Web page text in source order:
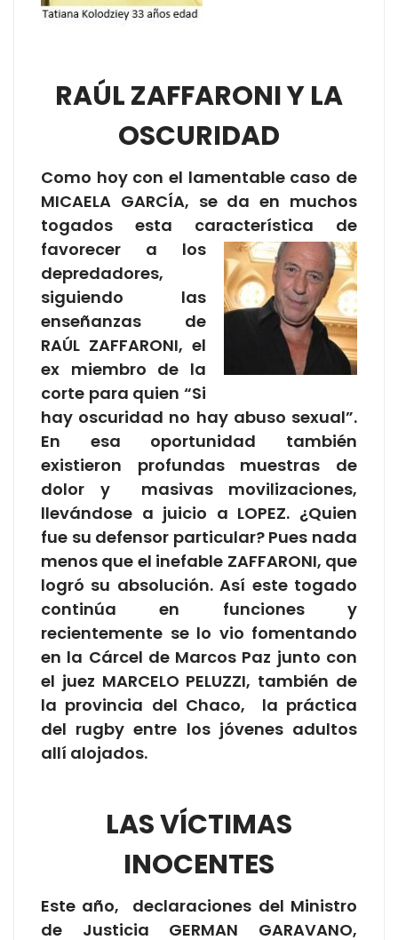
RAÚL ZAFFARONI Y LA
OSCURIDAD
Como hoy con el lamentable caso de
MICAELA GARCÍA, se da en muchos
togados esta característica de
favorecer a los
depredadores,
siguiendo las
enseñanzas de
RAÚL ZAFFARONI, el
ex miembro de la
corte para quien “Si
hay oscuridad no hay abuso sexual”.
En esa oportunidad también
existieron profundas muestras de
dolor y masivas movilizaciones,
llevándose a juicio a LOPEZ. ¿Quien
fue su defensor particular? Pues nada
menos que el inefable ZAFFARONI, que
logró su absolución. Así este togado
continúa en funciones y
recientemente se lo vio fomentando
en la Cárcel de Marcos Paz junto con
el juez MARCELO PELUZZI, también de
la provincia del Chaco, la práctica
del rugby entre los jóvenes adultos
allí alojados.
LAS VÍCTIMAS
INOCENTES
Este año, declaraciones del Ministro
de Justicia GERMAN GARAVANO,